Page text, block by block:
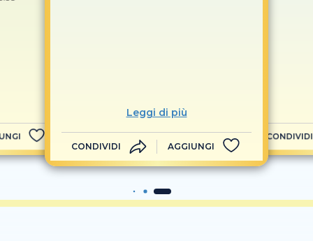
Leggi di più
CONDIVIDI AGGIUNGI
CONDIVIDI